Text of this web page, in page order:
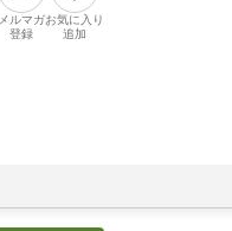
メルマガ
登録
お気に入り
追加